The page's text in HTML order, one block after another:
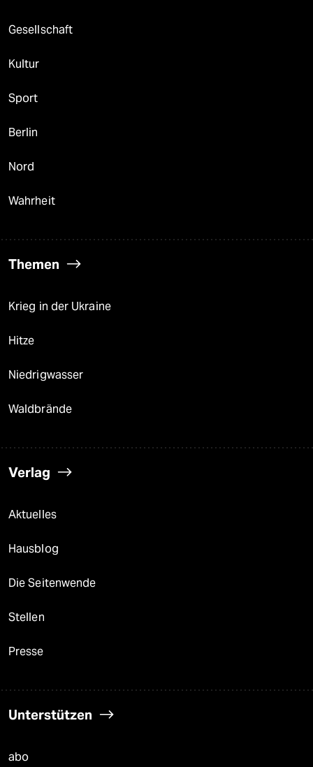
Gesellschaft
Kultur
Sport
Berlin
Nord
Wahrheit
Themen
Krieg in der Ukraine
Hitze
Niedrigwasser
Waldbrände
Verlag
Aktuelles
Hausblog
Die Seitenwende
Stellen
Presse
Unterstützen
abo